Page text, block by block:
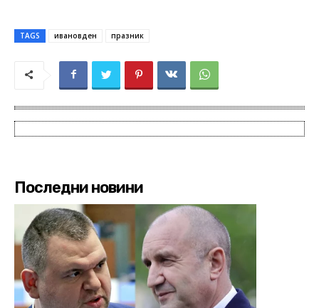
TAGS ивановден празник
Последни новини